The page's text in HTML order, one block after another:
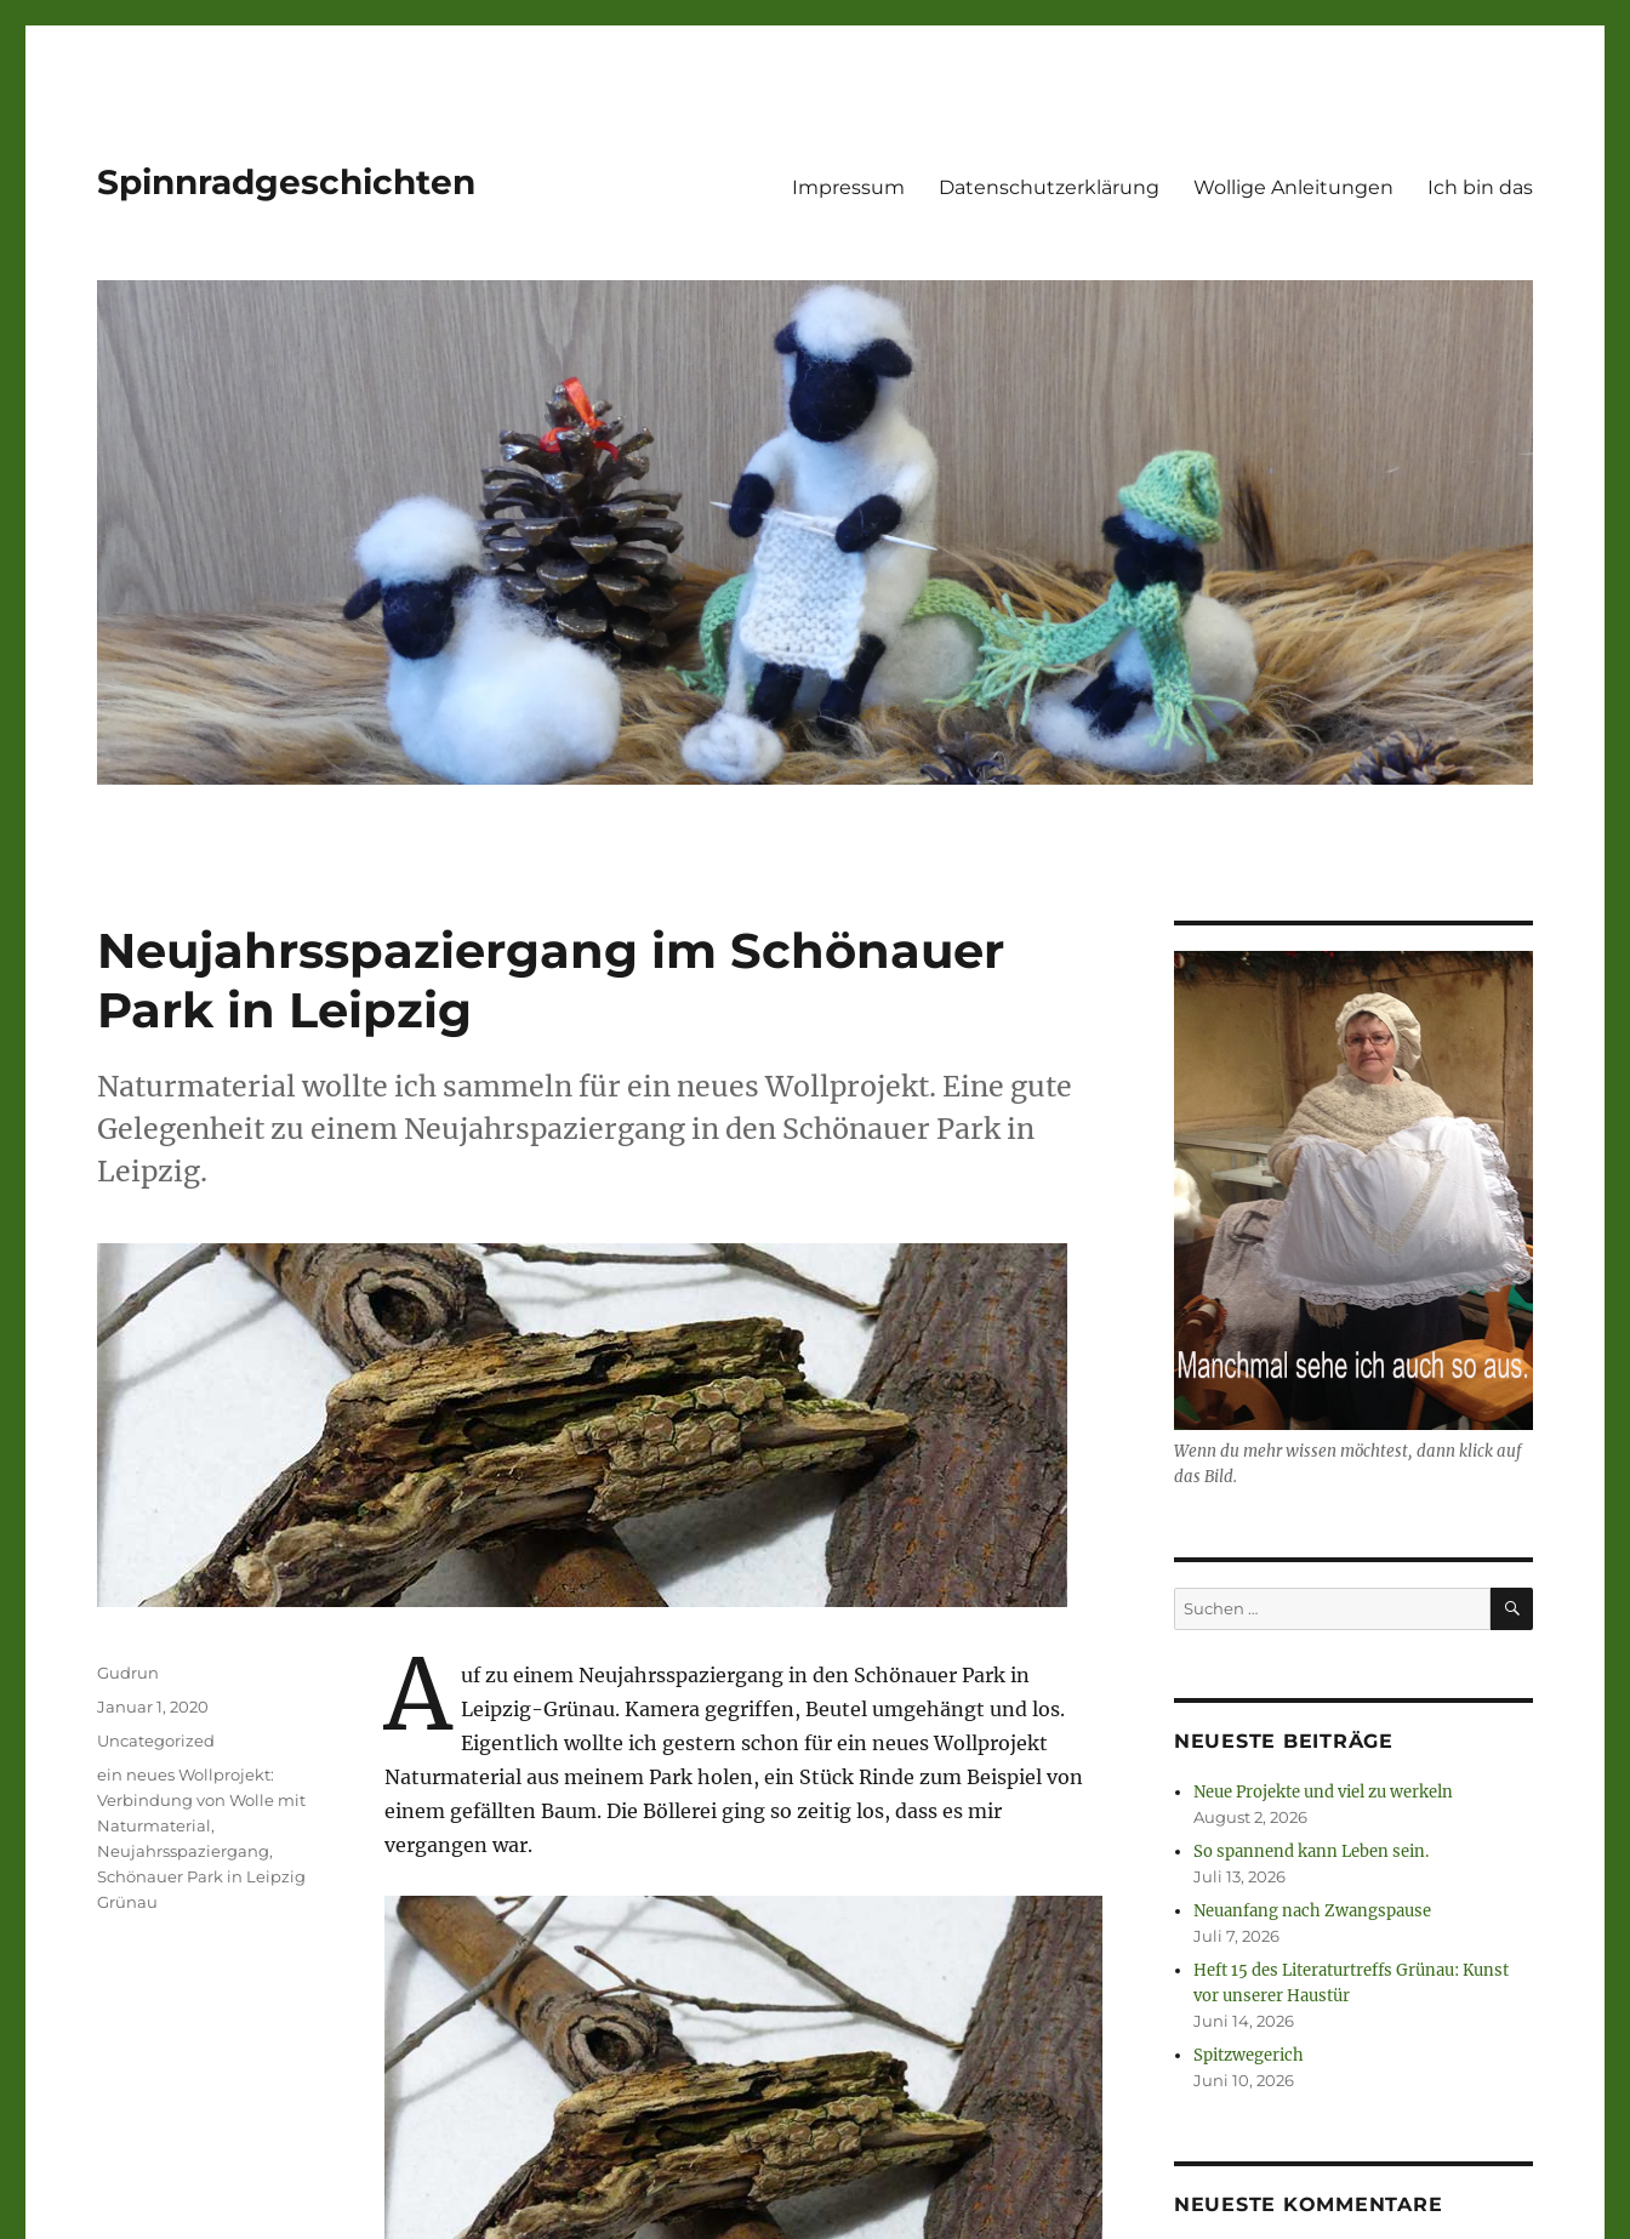
Spinnradgeschichten Impressum Datenschutzerklärung Wollige Anleitungen Ich bin das
Neujahrsspaziergang im Schönauer
Park in Leipzig
Naturmaterial wollte ich sammeln für ein neues Wollprojekt. Eine gute
Gelegenheit zu einem Neujahrspaziergang in den Schönauer Park in
Leipzig.
A uf zu einem Neujahrsspaziergang in den Schönauer Park in
Leipzig-Grünau. Kamera gegriffen, Beutel umgehängt und los.
Eigentlich wollte ich gestern schon für ein neues Wollprojekt
Naturmaterial aus meinem Park holen, ein Stück Rinde zum Beispiel von
einem gefällten Baum. Die Böllerei ging so zeitig los, dass es mir
vergangen war.
Autor
Gudrun
Veröffentlicht
am
Januar 1, 2020
Kategorien
Uncategorized
Schlagwörter
ein neues Wollprojekt:
Verbindung von Wolle mit
Naturmaterial,
Neujahrsspaziergang,
Schönauer Park in Leipzig
Grünau
Wenn du mehr wissen möchtest, dann klick auf
das Bild.
Suchen
nach:
SUCHEN
NEUESTE BEITRÄGE
Neue Projekte und viel zu werkeln
August 2, 2026
So spannend kann Leben sein.
Juli 13, 2026
Neuanfang nach Zwangspause
Juli 7, 2026
Heft 15 des Literaturtreffs Grünau: Kunst
vor unserer Haustür
Juni 14, 2026
Spitzwegerich
Juni 10, 2026
NEUESTE KOMMENTARE